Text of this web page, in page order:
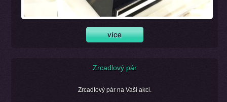
Zrcadlový pár
Zrcadlový pár na Vaši akci.